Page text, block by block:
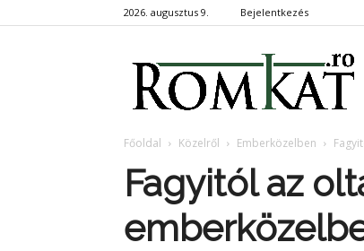
2026. augusztus 9. Bejelentkezés
Főoldal Közelről Emberközelben
Fagyitól az